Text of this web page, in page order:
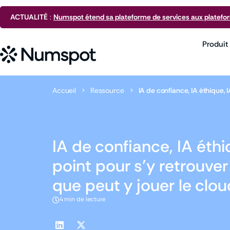
ACTUALITÉ : Numspot étend sa plateforme de services aux
Produit
Accueil > Ressource > IA de confiance, IA éthique,
IA de confiance, IA
point pour s’y
que peut y jouer le
4 min de lecture